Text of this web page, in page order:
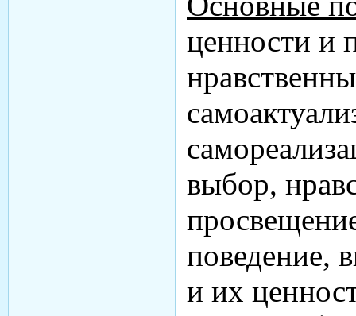
ценности и
выбор,
поведение,
и их